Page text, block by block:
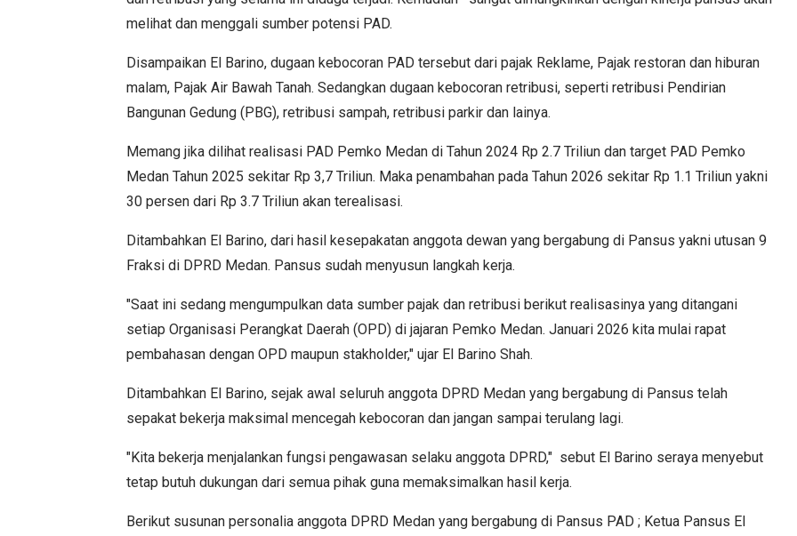
melihat dan menggali sumber potensi PAD.
Disampaikan El Barino, dugaan kebocoran PAD tersebut dari pajak Reklame, Pajak restoran dan hiburan
malam, Pajak Air Bawah Tanah. Sedangkan dugaan kebocoran retribusi, seperti retribusi Pendirian
Bangunan Gedung (PBG), retribusi sampah, retribusi parkir dan lainya.
Memang jika dilihat realisasi PAD Pemko Medan di Tahun 2024 Rp 2.7 Triliun dan target PAD Pemko
Medan Tahun 2025 sekitar Rp 3,7 Triliun. Maka penambahan pada Tahun 2026 sekitar Rp 1.1 Triliun yakni
30 persen dari Rp 3.7 Triliun akan terealisasi.
Ditambahkan El Barino, dari hasil kesepakatan anggota dewan yang bergabung di Pansus yakni utusan 9
Fraksi di DPRD Medan. Pansus sudah menyusun langkah kerja.
"Saat ini sedang mengumpulkan data sumber pajak dan retribusi berikut realisasinya yang ditangani
setiap Organisasi Perangkat Daerah (OPD) di jajaran Pemko Medan. Januari 2026 kita mulai rapat
pembahasan dengan OPD maupun stakholder," ujar El Barino Shah.
Ditambahkan El Barino, sejak awal seluruh anggota DPRD Medan yang bergabung di Pansus telah
sepakat bekerja maksimal mencegah kebocoran dan jangan sampai terulang lagi.
"Kita bekerja menjalankan fungsi pengawasan selaku anggota DPRD," sebut El Barino seraya menyebut
tetap butuh dukungan dari semua pihak guna memaksimalkan hasil kerja.
Berikut susunan personalia anggota DPRD Medan yang bergabung di Pansus PAD ; Ketua Pansus El